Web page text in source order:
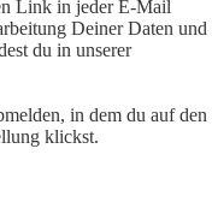
Link in jeder E-Mail
Deiner Daten und
du in unserer
in dem du auf den
klickst.